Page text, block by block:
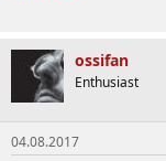
ossifan
Enthusiast
04.08.2017